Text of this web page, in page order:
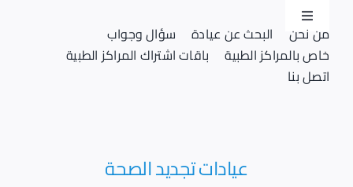
content
Toggle
Navigation
تسجيل دخول
من نحن البحث عن عيادة
سؤال وجواب
خاص بالمراكز الطبية
باقات اشتراك المراكز الطبية
اتصل بنا
عيادات تجديد الصحة